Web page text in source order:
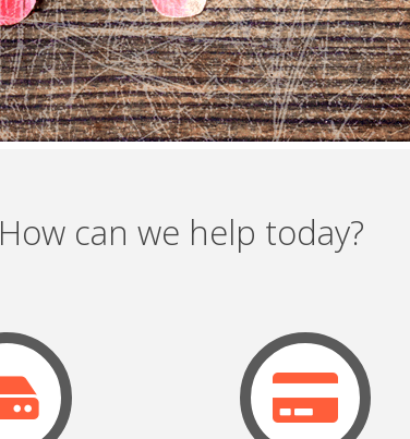
How can we help today?